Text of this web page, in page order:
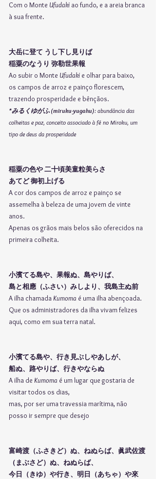
Com o Monte Ufudaki ao fundo, e a areia branca
à sua frente.
大岳に登て うし下し見りば
稲粟のなうり 弥勒世果報
Ao subir o Monte Ufudaki e olhar para baixo,
os campos de arroz e painço florescem,
trazendo prosperidade e bênçãos.
*みるくゆがふ (miruku-yugahu): abundância das
colheitas e paz, conceito associado à fé no Miroku, um
tipo de deus da prosperidade
稲粟の色や 二十頃美童粒美らさ
あてど 御初上げる
A cor dos campos de arroz e painço se
assemelha à beleza de uma jovem de vinte
anos.
Apenas os grãos mais belos são oferecidos na
primeira colheita.
小濱てる島や、果報ぬ、島やりば、
島と相應（ふさい）みしより、我島主ぬ前
A ilha chamada Kumoma é uma ilha abençoada.
Que os administradores da ilha vivam felizes
aqui, como em sua terra natal.
小濱てる島や、行き見ぶしやあしが、
船ぬ、路やりば、行きやならぬ
A ilha de Kumoma é um lugar que gostaria de
visitar todos os dias,
mas, por ser uma travessia marítima, não
posso ir sempre que desejo
富崎渡（ふさきど）ぬ、ねぬらば、眞武佐渡
（まぶさど）ぬ、ねぬらば、
今日（きゆ）や行き、明日（あちゃ）や來